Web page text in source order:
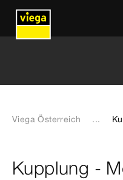
Viega Österreich ...
Kupplung -